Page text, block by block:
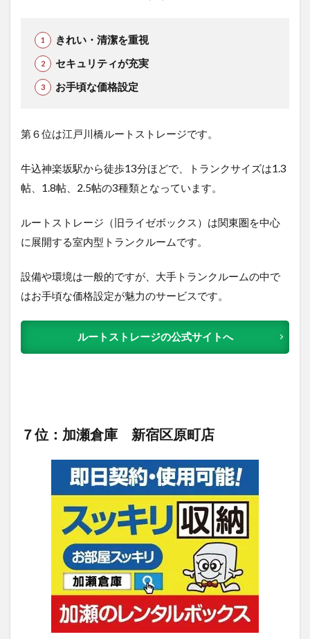
きれい・清潔を重視
セキュリティが充実
お手頃な価格設定
第６位は江戸川橋ルートストレージです。
牛込神楽坂駅から徒歩13分ほどで、トランクサイズは1.3
帖、1.8帖、2.5帖の3種類となっています
ルートストレージ（旧ライゼボックス）は関東圏を中心
に展開する室内型トランクルームです。
設備や環境は一般的ですが、大手トランクルームの中で
はお手頃な価格設定が魅力のサービスです。
ルートストレージの公式サイトへ
７位：加瀬倉庫 新宿区原町店